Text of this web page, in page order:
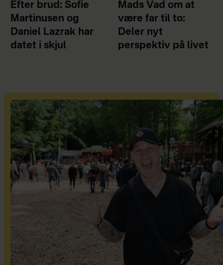
Efter brud: Sofie
Martinusen og
Daniel Lazrak har
datet i skjul
Mads Vad om at
være far til to:
Deler nyt
perspektiv på livet